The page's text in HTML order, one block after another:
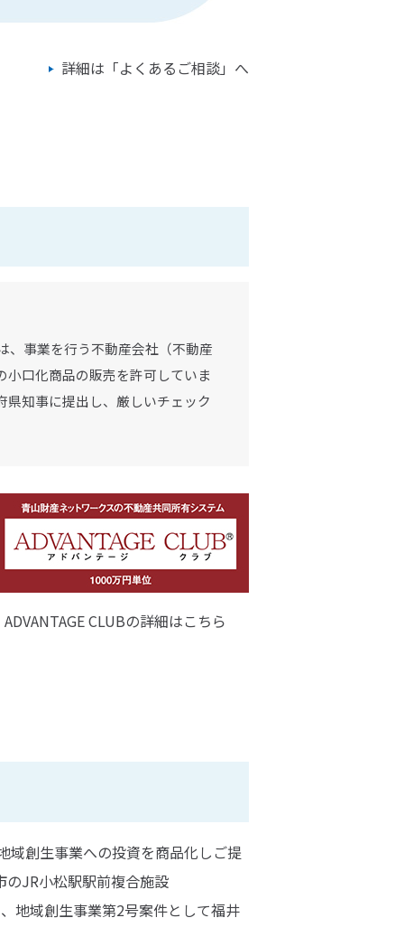
詳細は「よくあるご相談」へ
、事業を行う不動産会社（不動産
口化商品の販売を許可していま
知事に提出し、厳しいチェック
ADVANTAGE CLUBの詳細はこちら
域創生事業への投資を商品化しご提
のJR小松駅駅前複合施設
地域創生事業第2号案件として福井